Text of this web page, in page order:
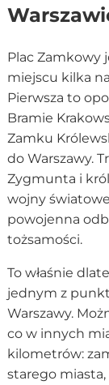
Plac Zamkowy
miejscu kilka
Pierwsza to
Bramie
Zamku
do Warszawy.
Zygmunta i
wojny
powojenna
tożsamości.
To właśnie
jednym z
Warszawy.
co w innych
kilometrów:
starego